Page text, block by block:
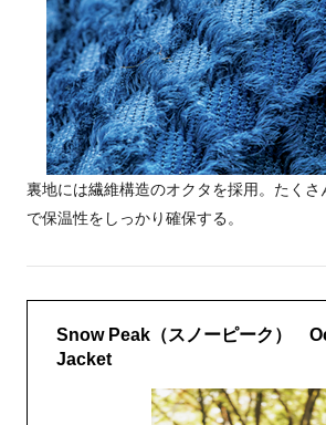
裏地には繊維構造のオクタを採用。たくさ
で保温性をしっかり確保する。
Snow Peak（スノーピーク）
Jacket